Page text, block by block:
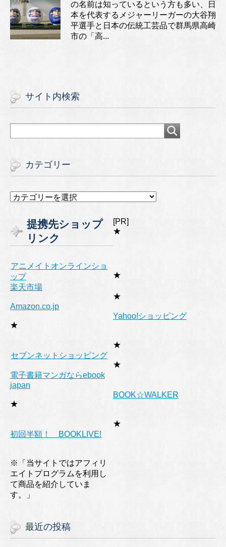
の名前は知っているという方も多い、日
本を代表するメジャーリーガーの大谷翔
平選手と日本の伝統工芸品で群馬県高崎
市の「高...
サイト内検索
カテゴリー
カ
リ
ー
提携先ショップ
リンク
[PR]
★
アニメイトオンラインショ
ップ
★
楽天市場
★
Amazon.co.jp
★
Yahoo!ショッピング
★
セブンネットショッピング
★
電子書籍マンガならebook
japan
★
BOOK☆WALKER
★
初回半額！ BOOKLIVE!
※「当サイトではアフィリ
エイトプログラムを利用し
て商品を紹介していま
す。」
最近の投稿